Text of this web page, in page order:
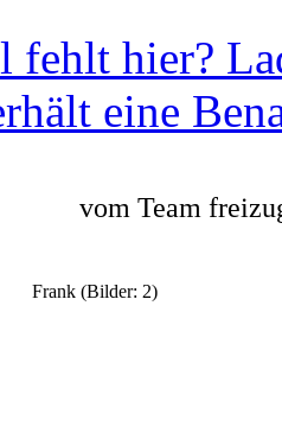
fehlt hier?
eine
vom Team
Frank (Bilder: 2)